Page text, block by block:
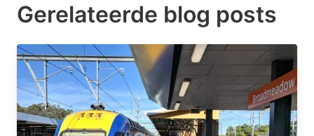
Gerelateerde blog posts